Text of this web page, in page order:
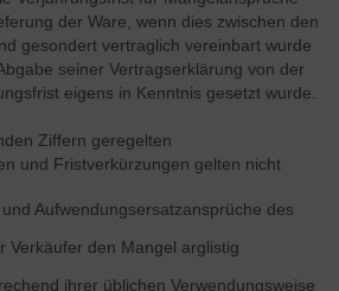
der Ware, wenn dies zwischen den
gesondert vertraglich vereinbart wurde
seiner Vertragserklärung von der
eigens in Kenntnis gesetzt wurde.
Ziffern geregelten
und Fristverkürzungen gelten nicht
Aufwendungsersatzansprüche des
Verkäufer den Mangel arglistig
ihrer üblichen Verwendungsweise